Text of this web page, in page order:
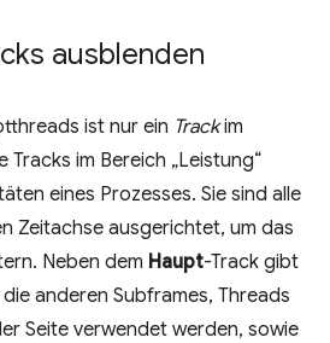
ausblenden
ist nur ein Trackim
Tracks im Bereich „Leistung“
eines Prozesses. Sie sind alle
Zeitachse ausgerichtet, um das
Neben dem Haupt-Track gibt
anderen Subframes, Threads
Seite verwendet werden, sowie